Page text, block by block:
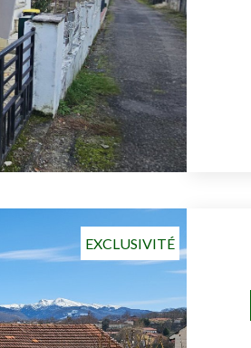
EXCLUSIVITÉ